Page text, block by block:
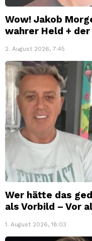
Wow! Jakob
wahrer Held +
2. August 2026, 7:45
Wer hätte das
als Vorbild – Vor
1. August 2026, 18:03